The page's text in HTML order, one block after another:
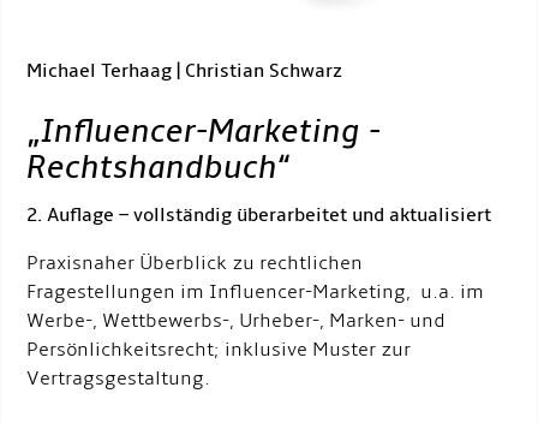
Michael Terhaag | Christian Schwarz
„Influencer-Marketing -
Rechtshandbuch“
2. Auflage – vollständig überarbeitet und aktualisiert
Praxisnaher Überblick zu rechtlichen
Fragestellungen im Influencer-Marketing, u.a. im
Werbe-, Wettbewerbs-, Urheber-, Marken- und
Persönlichkeitsrecht; inklusive Muster zur
Vertragsgestaltung.